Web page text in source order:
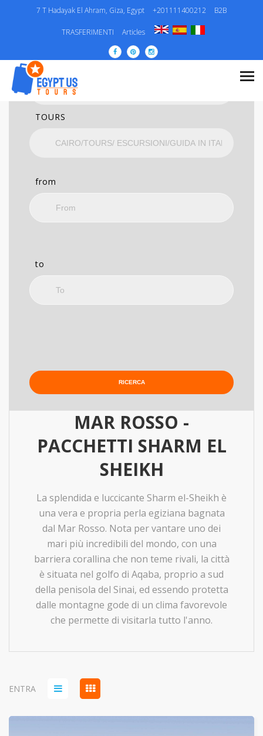
7 T Hadayak El Ahram, Giza, Egypt +201111400212 B2B
TRASFERIMENTI Articles
RICERCA
CATEGORIA..
TOURS
from
to
MAR ROSSO -
PACCHETTI SHARM EL
SHEIKH
La splendida e luccicante Sharm el-Sheikh è
una vera e propria perla egiziana bagnata
dal Mar Rosso. Nota per vantare uno dei
mari più incredibili del mondo, con una
barriera corallina che non teme rivali, la città
è situata nel golfo di Aqaba, proprio a sud
della penisola del Sinai, ed essendo protetta
dalle montagne gode di un clima favorevole
che permette di visitarla tutto l'anno.
ENTRA